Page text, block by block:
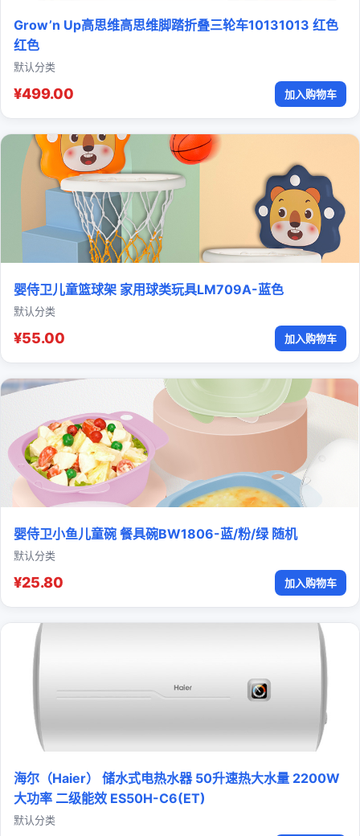
Grow’n Up高思维高思维脚踏折叠三轮车10131013 红色
红色
默认分类
¥499.00 加入购物车
婴侍卫儿童篮球架 家用球类玩具LM709A-蓝色
默认分类
¥55.00 加入购物车
婴侍卫小鱼儿童碗 餐具碗BW1806-蓝/粉/绿 随机
默认分类
¥25.80 加入购物车
海尔（Haier） 储水式电热水器 50升速热大水量 2200W
大功率 二级能效 ES50H-C6(ET)
默认分类